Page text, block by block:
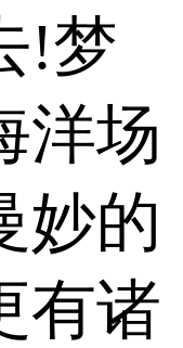
!梦
洋场
妙的
有诸